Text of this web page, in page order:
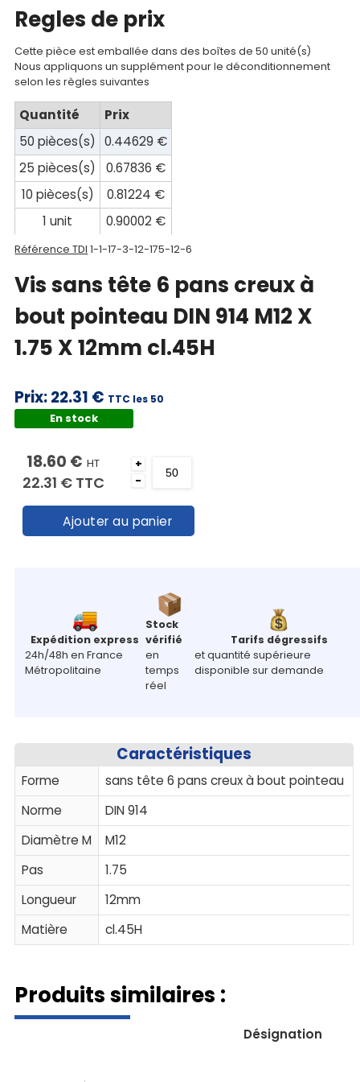
compte
Mon
panier
Contact
Regles de prix
Cette pièce est emballée dans des boîtes de 50 unité(s)
Nous appliquons un supplément pour le déconditionnement
selon les règles suivantes
Quantité
Prix
50 pièces(s)
0.44629 €
25 pièces(s)
0.67836 €
10 pièces(s)
0.81224 €
1 unit
0.90002 €
Référence TDI 1-1-17-3-12-175-12-6
Vis sans tête 6 pans creux à
bout pointeau DIN 914 M12 X
1.75 X 12mm cl.45H
Prix:22.31 € TTC les 50
En stock
18.60 € HT
22.31 € TTC
+
-
Ajouter au panier
Expédition express
24h/48h en France
Métropolitaine
Stock
vérifié
en
temps
réel
Tarifs dégressifs
et quantité supérieure
disponible sur demande
Caractéristiques
Forme
sans tête 6 pans creux à bout pointeau
Norme
DIN 914
Diamètre M
M12
Pas
1.75
Longueur
12mm
Matière
cl.45H
Produits similaires :
Désignation